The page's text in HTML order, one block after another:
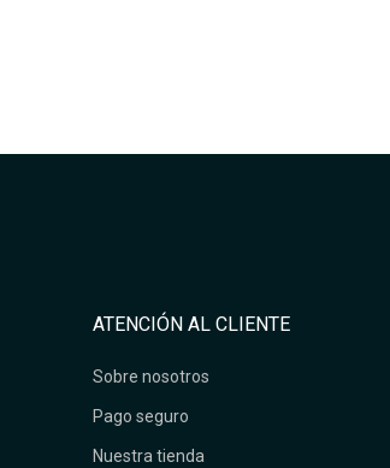
ATENCIÓN AL CLIENTE
Sobre nosotros
Pago seguro
Nuestra tienda